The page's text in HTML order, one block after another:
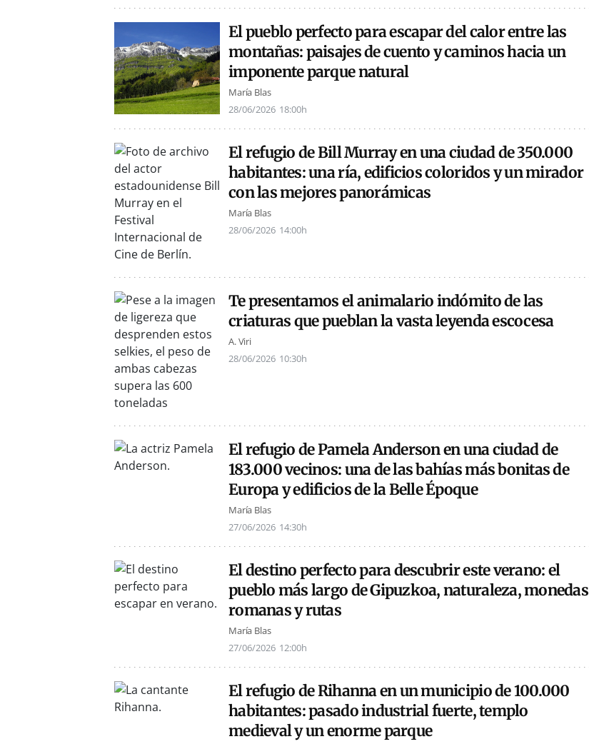
El pueblo perfecto para escapar del calor entre las
montañas: paisajes de cuento y caminos hacia un
imponente parque natural
María Blas
28/06/2026 18:00h
El refugio de Bill Murray en una ciudad de 350.000
habitantes: una ría, edificios coloridos y un mirador
con las mejores panorámicas
María Blas
28/06/2026 14:00h
Te presentamos el animalario indómito de las
criaturas que pueblan la vasta leyenda escocesa
A. Viri
28/06/2026 10:30h
El refugio de Pamela Anderson en una ciudad de
183.000 vecinos: una de las bahías más bonitas de
Europa y edificios de la Belle Époque
María Blas
27/06/2026 14:30h
El destino perfecto para descubrir este verano: el
pueblo más largo de Gipuzkoa, naturaleza, monedas
romanas y rutas
María Blas
27/06/2026 12:00h
El refugio de Rihanna en un municipio de 100.000
habitantes: pasado industrial fuerte, templo
medieval y un enorme parque